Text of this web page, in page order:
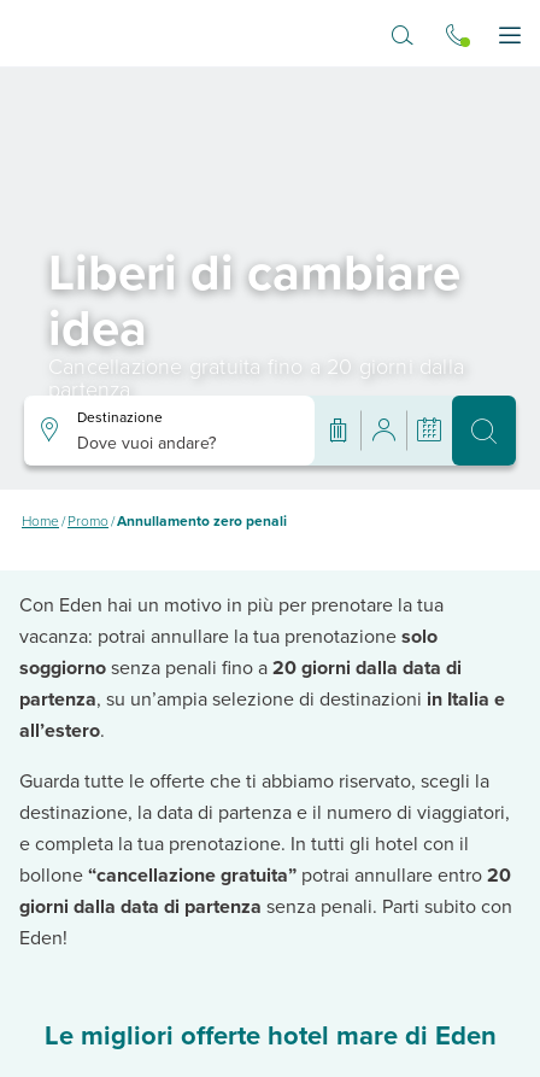
Destinazione
Dove vuoi andare?
Liberi di cambiare
idea
Cancellazione gratuita fino a 20 giorni dalla
partenza
Home/Promo/Annullamento zero penali
Con Eden hai un motivo in più per prenotare la tua
vacanza: potrai annullare la tua prenotazionesolo
soggiornosenza penali fino a20 giorni dalla data di
partenza, su un’ampia selezione di destinazioni in Italia e
all’estero.
Guarda tutte le offerte che ti abbiamo riservato, scegli la
destinazione, la data di partenza e il numero di viaggiatori,
e completa la tua prenotazione. In tutti gli hotel con il
bollone“cancellazione gratuita” potrai annullare entro20
giorni dalla data di partenza senza penali. Parti subito con
Eden!
Le migliori offerte hotel mare di Eden